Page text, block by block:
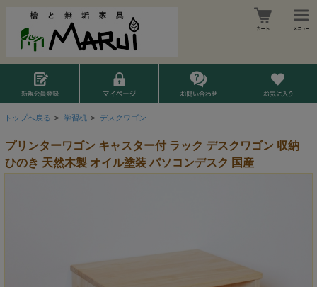
トップへ戻る > 学習机 > デスクワゴン
プリンターワゴン キャスター付 ラック デスクワゴン 収納
ひのき 天然木製 オイル塗装 パソコンデスク 国産